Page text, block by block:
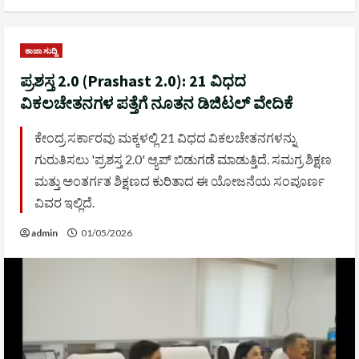
ತಾಜಾ ಸುದ್ದಿ
ಪ್ರಶಸ್ತ 2.0 (Prashast 2.0): 21 ವಿಧದ
ವಿಕಲಚೇತನಗಳ ಪತ್ತೆಗೆ ನೂತನ ಡಿಜಿಟಲ್ ವೇದಿಕೆ
ಕೇಂದ್ರ ಸರ್ಕಾರವು ಮಕ್ಕಳಲ್ಲಿ 21 ವಿಧದ ವಿಕಲಚೇತನಗಳನ್ನು
ಗುರುತಿಸಲು 'ಪ್ರಶಸ್ತ 2.0' ಆ್ಯಪ್ ಬಿಡುಗಡೆ ಮಾಡುತ್ತಿದೆ. ಸಮಗ್ರ ಶಿಕ್ಷಣ
ಮತ್ತು ಅಂತರ್ಗತ ಶಿಕ್ಷಣದ ಕುರಿತಾದ ಈ ಯೋಜನೆಯ ಸಂಪೂರ್ಣ
ವಿವರ ಇಲ್ಲಿದೆ.
admin 01/05/2026